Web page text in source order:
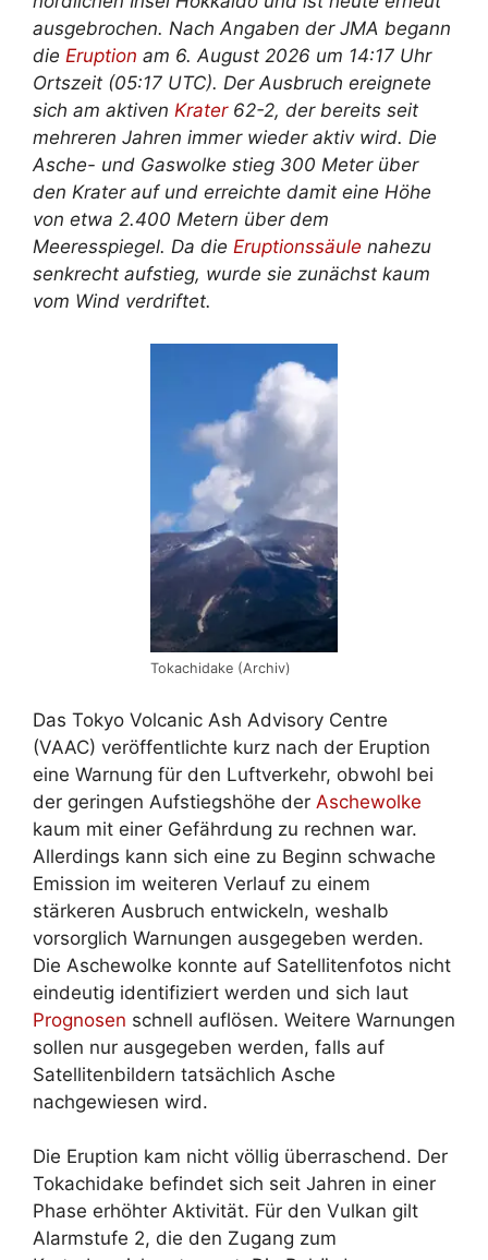
ausgebrochen. Nach Angaben der JMA begann
die Eruption am 6. August 2026 um 14:17 Uhr
Ortszeit (05:17 UTC). Der Ausbruch ereignete
sich am aktiven Krater62-2, der bereits seit
mehreren Jahren immer wieder aktiv wird. Die
Asche- und Gaswolke stieg 300 Meter über
den Krater auf und erreichte damit eine Höhe
von etwa 2.400 Metern über dem
Meeresspiegel. Da die Eruptionssäule nahezu
senkrecht aufstieg, wurde sie zunächst kaum
vom Wind verdriftet.
Tokachidake (Archiv)
Das Tokyo Volcanic Ash Advisory Centre
(VAAC) veröffentlichte kurz nach der Eruption
eine Warnung für den Luftverkehr, obwohl bei
der geringen Aufstiegshöhe der Aschewolke
kaum mit einer Gefährdung zu rechnen war.
Allerdings kann sich eine zu Beginn schwache
Emission im weiteren Verlauf zu einem
stärkeren Ausbruch entwickeln, weshalb
vorsorglich Warnungen ausgegeben werden.
Die Aschewolke konnte auf Satellitenfotos nicht
eindeutig identifiziert werden und sich laut
Prognosen schnell auflösen. Weitere Warnungen
sollen nur ausgegeben werden, falls auf
Satellitenbildern tatsächlich Asche
nachgewiesen wird.
Die Eruption kam nicht völlig überraschend. Der
Tokachidake befindet sich seit Jahren in einer
Phase erhöhter Aktivität. Für den Vulkan gilt
Alarmstufe 2, die den Zugang zum